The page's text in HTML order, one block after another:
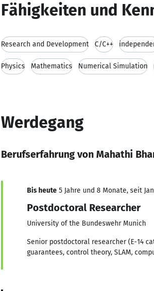
Fähigkeiten und
Research and Development C/C++
Physics Mathematics Numerical Simulation
Werdegang
Berufserfahrung von Mahathi
Bis heute 5 Jahre und 8 Monate, seit
Postdoctoral Researcher
University of the Bundeswehr Munich
Senior postdoctoral researcher (E-14
guarantees, control theory, SLAM,